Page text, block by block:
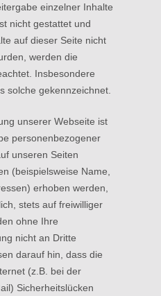
einzelner Inhalte
nicht gestattet und
auf dieser Seite nicht
werden die
Insbesondere
solche gekennzeichnet.
unserer Webseite ist
personenbezogener
unseren Seiten
(beispielsweise Name,
erhoben werden,
stets auf freiwilliger
ohne Ihre
nicht an Dritte
darauf hin, dass die
(z.B. bei der
Sicherheitslücken